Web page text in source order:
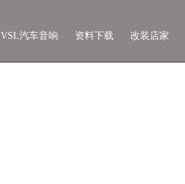
VSL汽车音响 资料下载 改装店家